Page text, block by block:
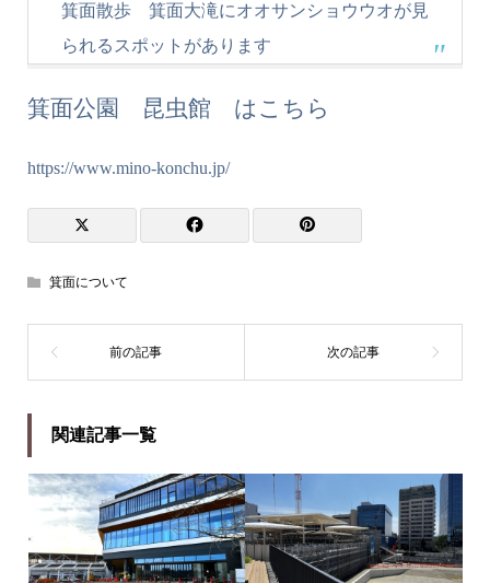
箕面散歩 箕面大滝にオオサンショウウオが見
られるスポットがあります
箕面公園 昆虫館 はこちら
https://www.mino-konchu.jp/
箕面について
関連記事一覧